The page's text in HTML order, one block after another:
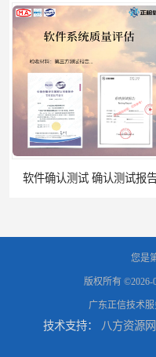
软件确认测试 确认测试报
您是
版权所有 ©2026-
广东正信技术服
技术支持： 八方资源网